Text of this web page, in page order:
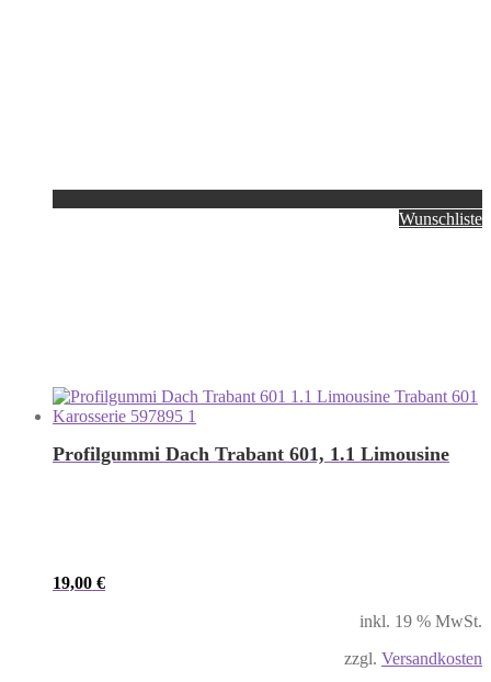
Wunschliste
Profilgummi Dach Trabant 601, 1.1 Limousine
19,00 €
inkl. 19 % MwSt.
zzgl. Versandkosten